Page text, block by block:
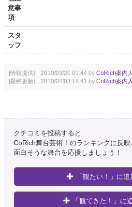
意事
項
スタ
ッフ
[情報提供] 2010/03/20 01:44 by CoRich案内人
[最終更新] 2010/04/03 18:41 by CoRich案内人
クチコミを投稿すると
CoRich舞台芸術！のランキングに反映
面白そうな舞台を応援しましょう！
「観たい！」に追
「観てきた！」に